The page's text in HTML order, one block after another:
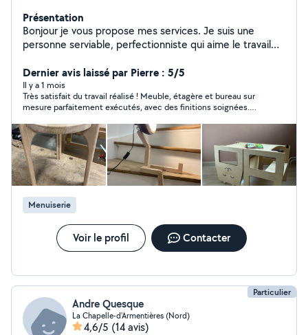
Présentation
Bonjour je vous propose mes services. Je suis une
personne serviable, perfectionniste qui aime le travail
service à la personne puis dans la menuiserie intérieure
et extérieure. A savoir que je suis diplômée d'un titre
pro dans la pose et installation de menuiserie et d'un
CAP menuisier fabricant (formée aux compagnons du
devoir). J'ai également un bagage dans le paysagisme.
N'hésite pas à me contacter.
Dernier avis laissé par Pierre : 5/5
Il y a 1 mois
Très satisfait du travail réalisé ! Meuble, étagère et bureau sur
mesure parfaitement exécutés, avec des finitions soignées.
recommande sans hésiter.
Menuiserie
Voir le profil Contacter
Particulier
Andre Quesque
La Chapelle-d'Armentières (Nord)
4,6/5 (14 avis)